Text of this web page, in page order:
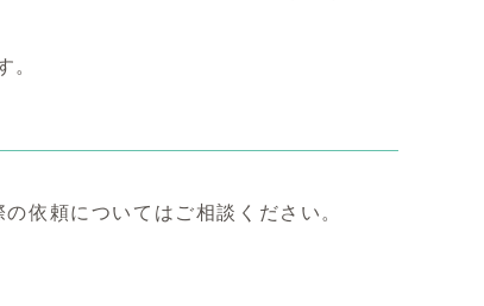
。
依頼についてはご相談ください。